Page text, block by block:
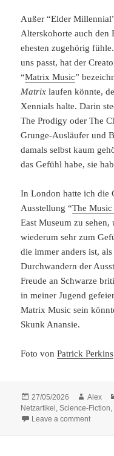
Außer “Elder
Alterskohorte auch den
ehesten zugehörig
uns passt, hat der
“Matrix Music”
Matrix laufen könnte,
Xennials halte. Darin
The Prodigy oder The
Grunge-Ausläufer und
damals selbst kaum
das Gefühl habe, sie
In London hatte ich die
Ausstellung “The
East Museum zu sehen,
wiederum sehr zum
die immer anders ist,
Durchwandern der
Freude an Schwarze
in meiner Jugend
Matrix Music sein
Skunk Anansie.
Foto vonPatrick Perkins
Posted
on
27/05/2026 Author
Alex
Netzartikel ,Science-Fiction,
Leave a commenton